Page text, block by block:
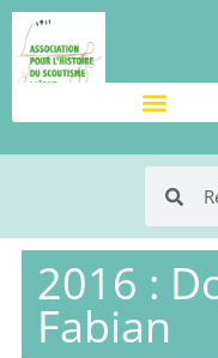
2016 :
Fabian